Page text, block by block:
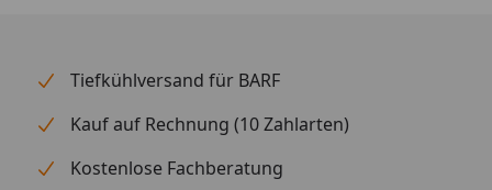
Komplett bestückt mit Original EHEIM Filtermedien
(Filterkörbe befüllt)
Tiefkühlversand für BARF
Kauf auf Rechnung (10 Zahlarten)
Kostenlose Fachberatung